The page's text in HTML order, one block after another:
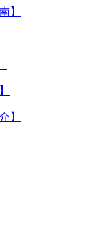
】
】